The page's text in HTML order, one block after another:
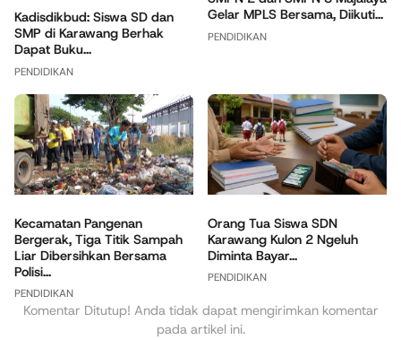
Kadisdikbud: Siswa SD dan
SMP di Karawang Berhak
Dapat Buku...
PENDIDIKAN
Gelar MPLS Bersama, Diikuti...
PENDIDIKAN
Kecamatan Pangenan
Bergerak, Tiga Titik Sampah
Liar Dibersihkan Bersama
Polisi...
PENDIDIKAN
Orang Tua Siswa SDN
Karawang Kulon 2 Ngeluh
Diminta Bayar...
PENDIDIKAN
Komentar Ditutup! Anda tidak dapat mengirimkan komentar
pada artikel ini.